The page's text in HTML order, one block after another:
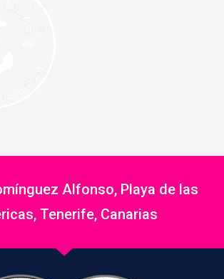
Alfonso, Playa de las
Tenerife, Canarias